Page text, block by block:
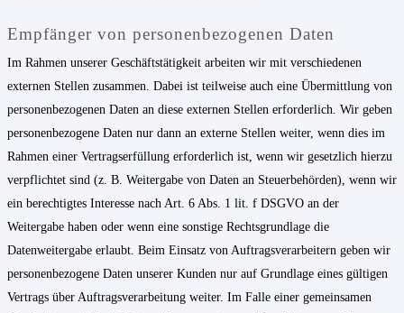
Empfänger von personenbezogenen Daten
Im Rahmen unserer Geschäftstätigkeit arbeiten wir mit verschiedenen
externen Stellen zusammen. Dabei ist teilweise auch eine Übermittlung von
personenbezogenen Daten an diese externen Stellen erforderlich. Wir geben
personenbezogene Daten nur dann an externe Stellen weiter, wenn dies im
Rahmen einer Vertragserfüllung erforderlich ist, wenn wir gesetzlich hierzu
verpflichtet sind (z. B. Weitergabe von Daten an Steuerbehörden), wenn wir
ein berechtigtes Interesse nach Art. 6 Abs. 1 lit. f DSGVO an der
Weitergabe haben oder wenn eine sonstige Rechtsgrundlage die
Datenweitergabe erlaubt. Beim Einsatz von Auftragsverarbeitern geben wir
personenbezogene Daten unserer Kunden nur auf Grundlage eines gültigen
Vertrags über Auftragsverarbeitung weiter. Im Falle einer gemeinsamen